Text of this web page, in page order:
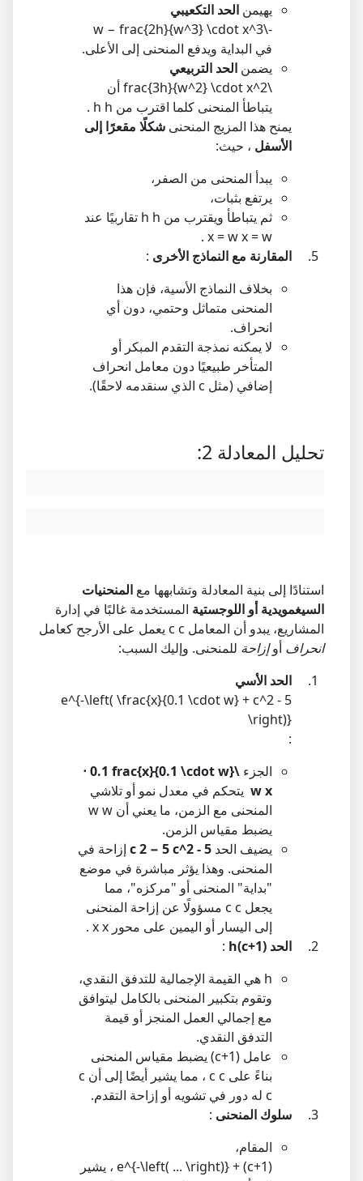
يهيمن الحد التكعيبي
-\frac{2h}{w^3} \cdot x^3
−
w
في البداية ويدفع المنحنى إلى الأعلى.
يضمن الحد التربيعي
\frac{3h}{w^2} \cdot x^2
أن
يتباطأ المنحنى كلما اقترب من h
h
.
يمنح هذا المزيج المنحنى شكلًا مقعرًا إلى
الأسفل ، حيث:
يبدأ المنحنى من الصفر،
يرتفع بثبات،
ثم يتباطأ ويقترب من h
h تقاربيًا عند
x = w
x=w
.
المقارنة مع النماذج الأخرى :
بخلاف النماذج الأسية، فإن هذا
المنحنى متماثل وحتمي، دون أي
انحراف.
لا يمكنه نمذجة التقدم المبكر أو
المتأخر طبيعيًا دون معامل انحراف
إضافي (مثل c الذي سنقدمه لاحقًا).
تحليل المعادلة 2:
استنادًا إلى بنية المعادلة وتشابهها مع المنحنيات
السيغمويدية أو اللوجستية المستخدمة غالبًا في إدارة
المشاريع، يبدو أن المعامل c
c يعمل على الأرجح كعامل
انحراف أوإزاحة للمنحنى. وإليك السبب:
الحد الأسي
e^{-\left( \frac{x}{0.1 \cdot w} + c^2 - 5
\right)}
:
الجزء \frac{x}{0.1 \cdot w}
0.1
⋅
wx
يتحكم في معدل نمو أو تلاشي
المنحنى مع الزمن، ما يعني أن w
w
يضبط مقياس الزمن.
يضيف الحد c^2 - 5
c2 − 5
إزاحة في
المنحنى. وهذا يؤثر مباشرة في موضع
"بداية" المنحنى أو "مركزه"، مما
يجعل c
c مسؤولًا عن إزاحة المنحنى
إلى اليسار أو اليمين على محور x
x
.
الحد h(c+1)
:
h هي القيمة الإجمالية للتدفق النقدي،
وتقوم بتكبير المنحنى بالكامل ليتوافق
مع إجمالي العمل المنجز أو قيمة
التدفق النقدي.
عامل (c+1)
يضبط مقياس المنحنى
بناءً على c
c ، مما يشير أيضًا إلى أن c
c له دور في تشويه أو إزاحة التقدم.
سلوك المنحنى :
المقام،
(c+1) + e^{-\left( ... \right)}
، يشير